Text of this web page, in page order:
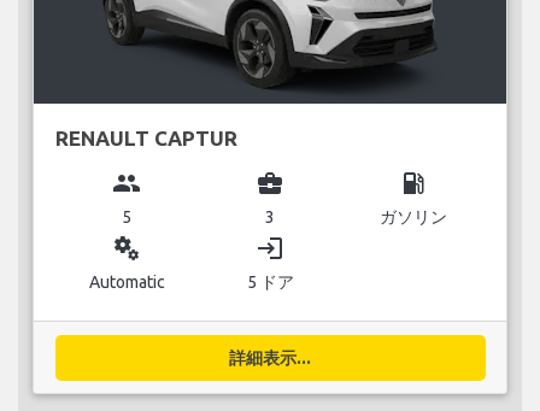
RENAULT CAPTUR
group
5
business_center
3
local_gas_station
ガソリン
miscellaneous_services
Automatic
login
5 ドア
詳細表示...